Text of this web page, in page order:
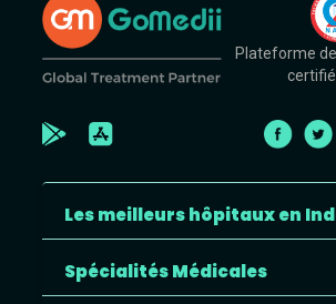
Plateforme
Les meilleurs hôpitaux en
Spécialités Médicales